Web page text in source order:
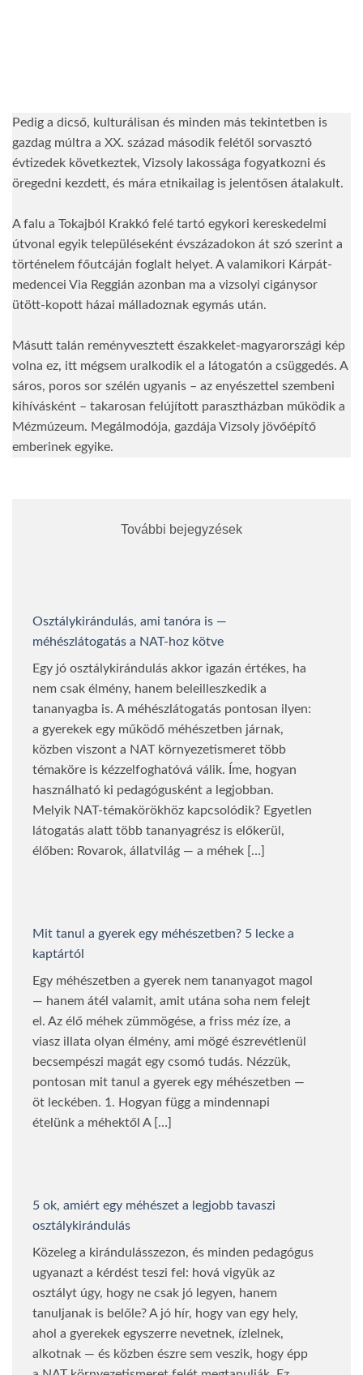
Pedig a dicső, kulturálisan és minden más tekintetben is
gazdag múltra a XX. század második felétől sorvasztó
évtizedek következtek, Vizsoly lakossága fogyatkozni és
öregedni kezdett, és mára etnikailag is jelentősen átalakult.
A falu a Tokajból Krakkó felé tartó egykori kereskedelmi
útvonal egyik településeként évszázadokon át szó szerint a
történelem főutcáján foglalt helyet. A valamikori Kárpát-
medencei Via Reggián azonban ma a vizsolyi cigánysor
ütött-kopott házai málladoznak egymás után.
Másutt talán reményvesztett északkelet-magyarországi kép
volna ez, itt mégsem uralkodik el a látogatón a csüggedés. A
sáros, poros sor szélén ugyanis – az enyészettel szembeni
kihívásként – takarosan felújított parasztházban működik a
Mézmúzeum. Megálmodója, gazdája Vizsoly jövőépítő
emberinek egyike.
További bejegyzések
Osztálykirándulás, ami tanóra is —
méhészlátogatás a NAT-hoz kötve
Egy jó osztálykirándulás akkor igazán értékes, ha
nem csak élmény, hanem beleilleszkedik a
tananyagba is. A méhészlátogatás pontosan ilyen:
a gyerekek egy működő méhészetben járnak,
közben viszont a NAT környezetismeret több
témaköre is kézzelfoghatóvá válik. Íme, hogyan
használható ki pedagógusként a legjobban.
Melyik NAT-témakörökhöz kapcsolódik? Egyetlen
látogatás alatt több tananyagrész is előkerül,
élőben: Rovarok, állatvilág — a méhek […]
Mit tanul a gyerek egy méhészetben? 5 lecke a
kaptártól
Egy méhészetben a gyerek nem tananyagot magol
— hanem átél valamit, amit utána soha nem felejt
el. Az élő méhek zümmögése, a friss méz íze, a
viasz illata olyan élmény, ami mögé észrevétlenül
becsempészi magát egy csomó tudás. Nézzük,
pontosan mit tanul a gyerek egy méhészetben —
öt leckében. 1. Hogyan függ a mindennapi
ételünk a méhektől A […]
5 ok, amiért egy méhészet a legjobb tavaszi
osztálykirándulás
Közeleg a kirándulásszezon, és minden pedagógus
ugyanazt a kérdést teszi fel: hová vigyük az
osztályt úgy, hogy ne csak jó legyen, hanem
tanuljanak is belőle? A jó hír, hogy van egy hely,
ahol a gyerekek egyszerre nevetnek, ízlelnek,
alkotnak — és közben észre sem veszik, hogy épp